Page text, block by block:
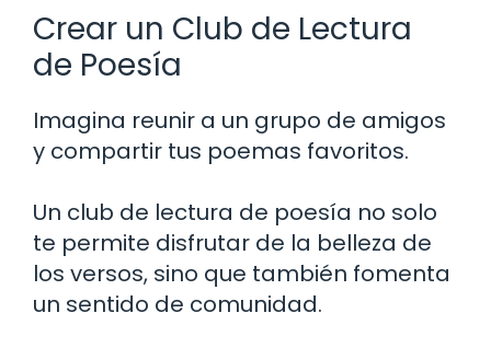
Crear un Club de Lectura
de Poesía
Imagina reunir a un grupo de amigos
y compartir tus poemas favoritos.
Un club de lectura de poesía no solo
te permite disfrutar de la belleza de
los versos, sino que también fomenta
un sentido de comunidad.